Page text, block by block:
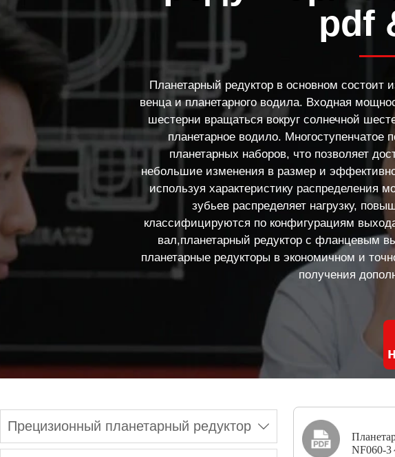
pdf
Планетарный редуктор в основном состоит
венца и планетарного водила. Входная
шестерни вращаться вокруг солнечной
планетарное водило. Многоступенчатое
планетарных наборов, что позволяет
небольшие изменения в размер и
используя характеристику распределения
зубьев распределяет нагрузку,
классифицируются по конфигурациям
вал,планетарный редуктор с фланцевым
планетарные редукторы в экономичном и
получения
Прецизионный планетарный редуктор 
NF060-3